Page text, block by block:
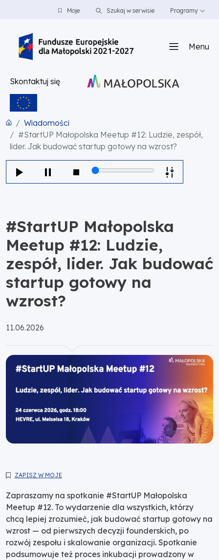
PRZEJDŹ DO TREŚCI
PRZEJDŹ DO MENUMoje Szukaj w serwisie Programy
Menu
Skontaktuj się
Wiadomości
#StartUP Małopolska Meetup #12: Ludzie, zespół,
lider. Jak budować startup gotowy na wzrost?
#StartUP Małopolska
Meetup #12: Ludzie,
zespół, lider. Jak budować
startup gotowy na
wzrost?
Opublikowano:
11.06.2026
ZAPISZ W MOJE
Zapraszamy na spotkanie #StartUP Małopolska
Meetup #12. To wydarzenie dla wszystkich, którzy
chcą lepiej zrozumieć, jak budować startup gotowy na
wzrost — od pierwszych decyzji founderskich, po
rozwój zespołu i skalowanie organizacji. Spotkanie
podsumowuje też proces inkubacji prowadzony w